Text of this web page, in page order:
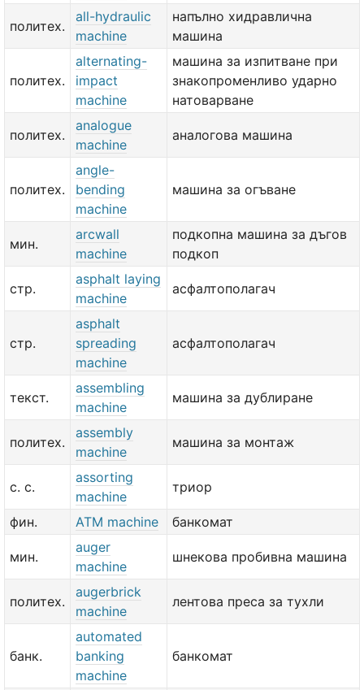
политех.
all-hydraulic
machine
напълно хидравлична
машина
политех.
alternating-
impact
machine
машина за изпитване при
знакопроменливо ударно
натоварване
политех.
analogue
machine
аналогова машина
политех.
angle-
bending
machine
машина за огъване
мин.
arcwall
machine
подкопна машина за дъгов
подкоп
стр.
asphalt laying
machine
асфалтополагач
стр.
asphalt
spreading
machine
асфалтополагач
текст.
assembling
machine
машина за дублиране
политех.
assembly
machine
машина за монтаж
с. с.
assorting
machine
триор
фин. ATM machine банкомат
мин.
auger
machine
шнекова пробивна машина
политех.
augerbrick
machine
лентова преса за тухли
банк.
automated
banking
machine
банкомат